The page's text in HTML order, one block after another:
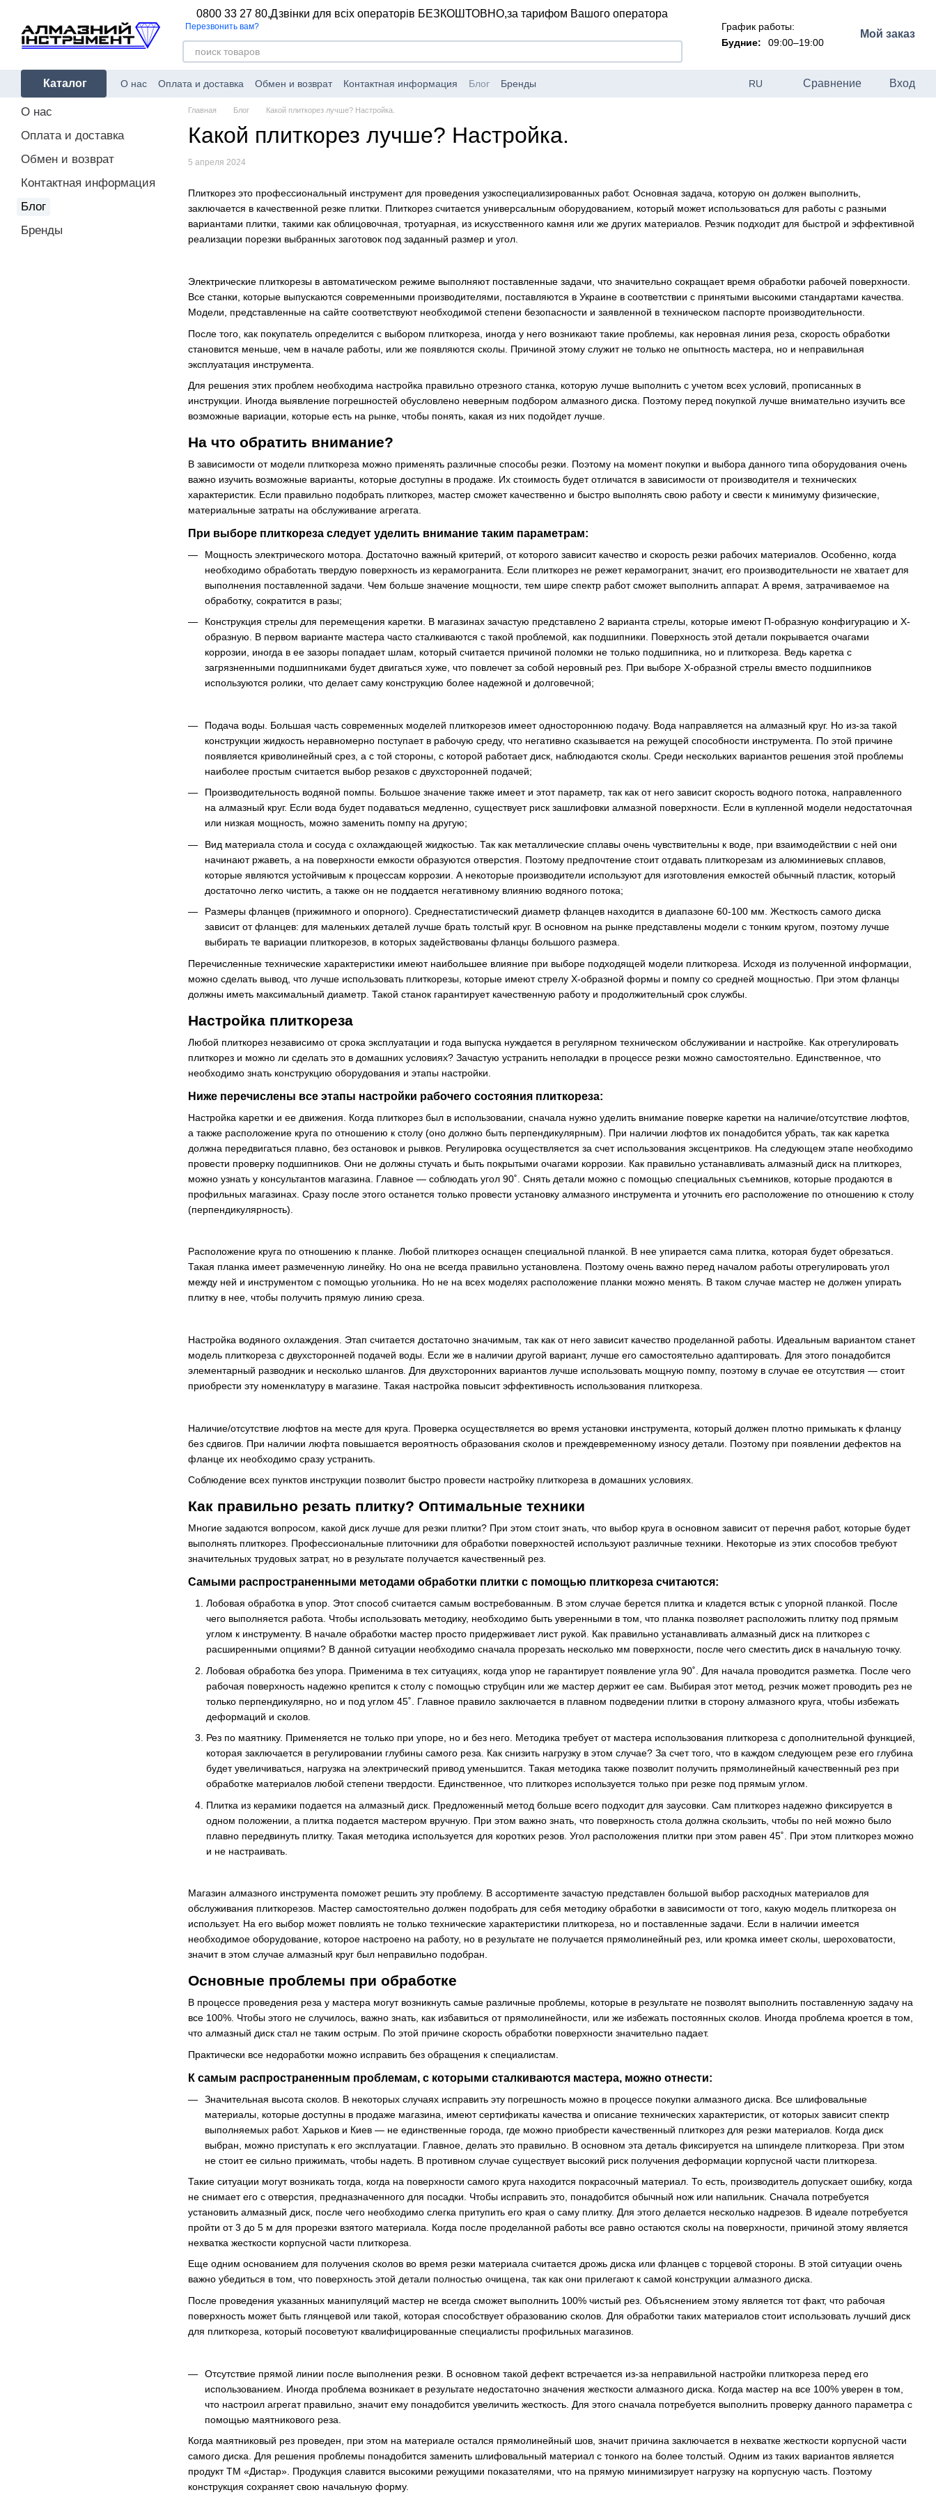
0800 33 27 80,Дзвінки для всіх операторів БЕЗКОШТОВНО,за тарифом Вашого оператора
Перезвонить вам?
График работы:
Будние:
09:00–19:00
Мой заказ
Каталог О нас Оплата и доставка Обмен и возврат Контактная информация Блог Бренды RU Сравнение Вход
Главная Блог Какой плиткорез лучше? Настройка.
Какой плиткорез лучше? Настройка.
5 апреля 2024
Плиткорез это профессиональный инструмент для проведения узкоспециализированных работ. Основная задача, которую он должен выполнить,
заключается в качественной резке плитки. Плиткорез считается универсальным оборудованием, который может использоваться для работы с разными
вариантами плитки, такими как облицовочная, тротуарная, из искусственного камня или же других материалов. Резчик подходит для быстрой и эффективной
реализации порезки выбранных заготовок под заданный размер и угол.
Электрические плиткорезы в автоматическом режиме выполняют поставленные задачи, что значительно сокращает время обработки рабочей поверхности.
Все станки, которые выпускаются современными производителями, поставляются в Украине в соответствии с принятыми высокими стандартами качества.
Модели, представленные на сайте соответствуют необходимой степени безопасности и заявленной в техническом паспорте производительности.
После того, как покупатель определится с выбором плиткореза, иногда у него возникают такие проблемы, как неровная линия реза, скорость обработки
становится меньше, чем в начале работы, или же появляются сколы. Причиной этому служит не только не опытность мастера, но и неправильная
эксплуатация инструмента.
Для решения этих проблем необходима настройка правильно отрезного станка, которую лучше выполнить с учетом всех условий, прописанных в
инструкции. Иногда выявление погрешностей обусловлено неверным подбором алмазного диска. Поэтому перед покупкой лучше внимательно изучить все
возможные вариации, которые есть на рынке, чтобы понять, какая из них подойдет лучше.
На что обратить внимание?
В зависимости от модели плиткореза можно применять различные способы резки. Поэтому на момент покупки и выбора данного типа оборудования очень
важно изучить возможные варианты, которые доступны в продаже. Их стоимость будет отличатся в зависимости от производителя и технических
характеристик. Если правильно подобрать плиткорез, мастер сможет качественно и быстро выполнять свою работу и свести к минимуму физические,
материальные затраты на обслуживание агрегата.
При выборе плиткореза следует уделить внимание таким параметрам:
Мощность электрического мотора. Достаточно важный критерий, от которого зависит качество и скорость резки рабочих материалов. Особенно, когда
необходимо обработать твердую поверхность из керамогранита. Если плиткорез не режет керамогранит, значит, его производительности не хватает для
выполнения поставленной задачи. Чем больше значение мощности, тем шире спектр работ сможет выполнить аппарат. А время, затрачиваемое на
обработку, сократится в разы;
Конструкция стрелы для перемещения каретки. В магазинах зачастую представлено 2 варианта стрелы, которые имеют П-образную конфигурацию и Х-
образную. В первом варианте мастера часто сталкиваются с такой проблемой, как подшипники. Поверхность этой детали покрывается очагами
коррозии, иногда в ее зазоры попадает шлам, который считается причиной поломки не только подшипника, но и плиткореза. Ведь каретка с
загрязненными подшипниками будет двигаться хуже, что повлечет за собой неровный рез. При выборе Х-образной стрелы вместо подшипников
используются ролики, что делает саму конструкцию более надежной и долговечной;
Подача воды. Большая часть современных моделей плиткорезов имеет одностороннюю подачу. Вода направляется на алмазный круг. Но из-за такой
конструкции жидкость неравномерно поступает в рабочую среду, что негативно сказывается на режущей способности инструмента. По этой причине
появляется криволинейный срез, а с той стороны, с которой работает диск, наблюдаются сколы. Среди нескольких вариантов решения этой проблемы
наиболее простым считается выбор резаков с двухсторонней подачей;
Производительность водяной помпы. Большое значение также имеет и этот параметр, так как от него зависит скорость водного потока, направленного
на алмазный круг. Если вода будет подаваться медленно, существует риск зашлифовки алмазной поверхности. Если в купленной модели недостаточная
или низкая мощность, можно заменить помпу на другую;
Вид материала стола и сосуда с охлаждающей жидкостью. Так как металлические сплавы очень чувствительны к воде, при взаимодействии с ней они
начинают ржаветь, а на поверхности емкости образуются отверстия. Поэтому предпочтение стоит отдавать плиткорезам из алюминиевых сплавов,
которые являются устойчивым к процессам коррозии. А некоторые производители используют для изготовления емкостей обычный пластик, который
достаточно легко чистить, а также он не поддается негативному влиянию водяного потока;
Размеры фланцев (прижимного и опорного). Среднестатистический диаметр фланцев находится в диапазоне 60-100 мм. Жесткость самого диска
зависит от фланцев: для маленьких деталей лучше брать толстый круг. В основном на рынке представлены модели с тонким кругом, поэтому лучше
выбирать те вариации плиткорезов, в которых задействованы фланцы большого размера.
Перечисленные технические характеристики имеют наибольшее влияние при выборе подходящей модели плиткореза. Исходя из полученной информации,
можно сделать вывод, что лучше использовать плиткорезы, которые имеют стрелу Х-образной формы и помпу со средней мощностью. При этом фланцы
должны иметь максимальный диаметр. Такой станок гарантирует качественную работу и продолжительный срок службы.
Настройка плиткореза
Любой плиткорез независимо от срока эксплуатации и года выпуска нуждается в регулярном техническом обслуживании и настройке. Как отрегулировать
плиткорез и можно ли сделать это в домашних условиях? Зачастую устранить неполадки в процессе резки можно самостоятельно. Единственное, что
необходимо знать конструкцию оборудования и этапы настройки.
Ниже перечислены все этапы настройки рабочего состояния плиткореза:
Настройка каретки и ее движения. Когда плиткорез был в использовании, сначала нужно уделить внимание поверке каретки на наличие/отсутствие люфтов,
а также расположение круга по отношению к столу (оно должно быть перпендикулярным). При наличии люфтов их понадобится убрать, так как каретка
должна передвигаться плавно, без остановок и рывков. Регулировка осуществляется за счет использования эксцентриков. На следующем этапе необходимо
провести проверку подшипников. Они не должны стучать и быть покрытыми очагами коррозии. Как правильно устанавливать алмазный диск на плиткорез,
можно узнать у консультантов магазина. Главное ― соблюдать угол 90˚. Снять детали можно с помощью специальных съемников, которые продаются в
профильных магазинах. Сразу после этого останется только провести установку алмазного инструмента и уточнить его расположение по отношению к столу
(перпендикулярность).
Расположение круга по отношению к планке. Любой плиткорез оснащен специальной планкой. В нее упирается сама плитка, которая будет обрезаться.
Такая планка имеет размеченную линейку. Но она не всегда правильно установлена. Поэтому очень важно перед началом работы отрегулировать угол
между ней и инструментом с помощью угольника. Но не на всех моделях расположение планки можно менять. В таком случае мастер не должен упирать
плитку в нее, чтобы получить прямую линию среза.
Настройка водяного охлаждения. Этап считается достаточно значимым, так как от него зависит качество проделанной работы. Идеальным вариантом станет
модель плиткореза с двухсторонней подачей воды. Если же в наличии другой вариант, лучше его самостоятельно адаптировать. Для этого понадобится
элементарный разводник и несколько шлангов. Для двухсторонних вариантов лучше использовать мощную помпу, поэтому в случае ее отсутствия ― стоит
приобрести эту номенклатуру в магазине. Такая настройка повысит эффективность использования плиткореза.
Наличие/отсутствие люфтов на месте для круга. Проверка осуществляется во время установки инструмента, который должен плотно примыкать к фланцу
без сдвигов. При наличии люфта повышается вероятность образования сколов и преждевременному износу детали. Поэтому при появлении дефектов на
фланце их необходимо сразу устранить.
Соблюдение всех пунктов инструкции позволит быстро провести настройку плиткореза в домашних условиях.
Как правильно резать плитку? Оптимальные техники
Многие задаются вопросом, какой диск лучше для резки плитки? При этом стоит знать, что выбор круга в основном зависит от перечня работ, которые будет
выполнять плиткорез. Профессиональные плиточники для обработки поверхностей используют различные техники. Некоторые из этих способов требуют
значительных трудовых затрат, но в результате получается качественный рез.
Самыми распространенными методами обработки плитки с помощью плиткореза считаются:
Лобовая обработка в упор. Этот способ считается самым востребованным. В этом случае берется плитка и кладется встык с упорной планкой. После
чего выполняется работа. Чтобы использовать методику, необходимо быть уверенными в том, что планка позволяет расположить плитку под прямым
углом к инструменту. В начале обработки мастер просто придерживает лист рукой. Как правильно устанавливать алмазный диск на плиткорез с
расширенными опциями? В данной ситуации необходимо сначала прорезать несколько мм поверхности, после чего сместить диск в начальную точку.
Лобовая обработка без упора. Применима в тех ситуациях, когда упор не гарантирует появление угла 90˚. Для начала проводится разметка. После чего
рабочая поверхность надежно крепится к столу с помощью струбцин или же мастер держит ее сам. Выбирая этот метод, резчик может проводить рез не
только перпендикулярно, но и под углом 45˚. Главное правило заключается в плавном подведении плитки в сторону алмазного круга, чтобы избежать
деформаций и сколов.
Рез по маятнику. Применяется не только при упоре, но и без него. Методика требует от мастера использования плиткореза с дополнительной функцией,
которая заключается в регулировании глубины самого реза. Как снизить нагрузку в этом случае? За счет того, что в каждом следующем резе его глубина
будет увеличиваться, нагрузка на электрический привод уменьшится. Такая методика также позволит получить прямолинейный качественный рез при
обработке материалов любой степени твердости. Единственное, что плиткорез используется только при резке под прямым углом.
Плитка из керамики подается на алмазный диск. Предложенный метод больше всего подходит для заусовки. Сам плиткорез надежно фиксируется в
одном положении, а плитка подается мастером вручную. При этом важно знать, что поверхность стола должна скользить, чтобы по ней можно было
плавно передвинуть плитку. Такая методика используется для коротких резов. Угол расположения плитки при этом равен 45˚. При этом плиткорез можно
и не настраивать.
Магазин алмазного инструмента поможет решить эту проблему. В ассортименте зачастую представлен большой выбор расходных материалов для
обслуживания плиткорезов. Мастер самостоятельно должен подобрать для себя методику обработки в зависимости от того, какую модель плиткореза он
использует. На его выбор может повлиять не только технические характеристики плиткореза, но и поставленные задачи. Если в наличии имеется
необходимое оборудование, которое настроено на работу, но в результате не получается прямолинейный рез, или кромка имеет сколы, шероховатости,
значит в этом случае алмазный круг был неправильно подобран.
Основные проблемы при обработке
В процессе проведения реза у мастера могут возникнуть самые различные проблемы, которые в результате не позволят выполнить поставленную задачу на
все 100%. Чтобы этого не случилось, важно знать, как избавиться от прямолинейности, или же избежать постоянных сколов. Иногда проблема кроется в том,
что алмазный диск стал не таким острым. По этой причине скорость обработки поверхности значительно падает.
Практически все недоработки можно исправить без обращения к специалистам.
К самым распространенным проблемам, с которыми сталкиваются мастера, можно отнести:
Значительная высота сколов. В некоторых случаях исправить эту погрешность можно в процессе покупки алмазного диска. Все шлифовальные
материалы, которые доступны в продаже магазина, имеют сертификаты качества и описание технических характеристик, от которых зависит спектр
выполняемых работ. Харьков и Киев ― не единственные города, где можно приобрести качественный плиткорез для резки материалов. Когда диск
выбран, можно приступать к его эксплуатации. Главное, делать это правильно. В основном эта деталь фиксируется на шпинделе плиткореза. При этом
не стоит ее сильно прижимать, чтобы надеть. В противном случае существует высокий риск получения деформации корпусной части плиткореза.
Такие ситуации могут возникать тогда, когда на поверхности самого круга находится покрасочный материал. То есть, производитель допускает ошибку, когда
не снимает его с отверстия, предназначенного для посадки. Чтобы исправить это, понадобится обычный нож или напильник. Сначала потребуется
установить алмазный диск, после чего необходимо слегка притупить его края о саму плитку. Для этого делается несколько надрезов. В идеале потребуется
пройти от 3 до 5 м для прорезки взятого материала. Когда после проделанной работы все равно остаются сколы на поверхности, причиной этому является
нехватка жесткости корпусной части плиткореза.
Еще одним основанием для получения сколов во время резки материала считается дрожь диска или фланцев с торцевой стороны. В этой ситуации очень
важно убедиться в том, что поверхность этой детали полностью очищена, так как они прилегают к самой конструкции алмазного диска.
После проведения указанных манипуляций мастер не всегда сможет выполнить 100% чистый рез. Объяснением этому является тот факт, что рабочая
поверхность может быть глянцевой или такой, которая способствует образованию сколов. Для обработки таких материалов стоит использовать лучший диск
для плиткореза, который посоветуют квалифицированные специалисты профильных магазинов.
Отсутствие прямой линии после выполнения резки. В основном такой дефект встречается из-за неправильной настройки плиткореза перед его
использованием. Иногда проблема возникает в результате недостаточно значения жесткости алмазного диска. Когда мастер на все 100% уверен в том,
что настроил агрегат правильно, значит ему понадобится увеличить жесткость. Для этого сначала потребуется выполнить проверку данного параметра с
помощью маятникового реза.
Когда маятниковый рез проведен, при этом на материале остался прямолинейный шов, значит причина заключается в нехватке жесткости корпусной части
самого диска. Для решения проблемы понадобится заменить шлифовальный материал с тонкого на более толстый. Одним из таких вариантов является
продукт ТМ «Дистар». Продукция славится высокими режущими показателями, что на прямую минимизирует нагрузку на корпусную часть. Поэтому
конструкция сохраняет свою начальную форму.
О нас
Оплата и доставка
Обмен и возврат
Контактная информация
Блог
Бренды